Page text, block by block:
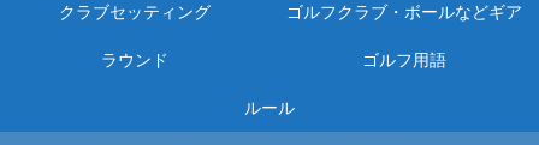
クラブセッティング ゴルフクラブ・ボールなどギア
ラウンド ゴルフ用語
ルール